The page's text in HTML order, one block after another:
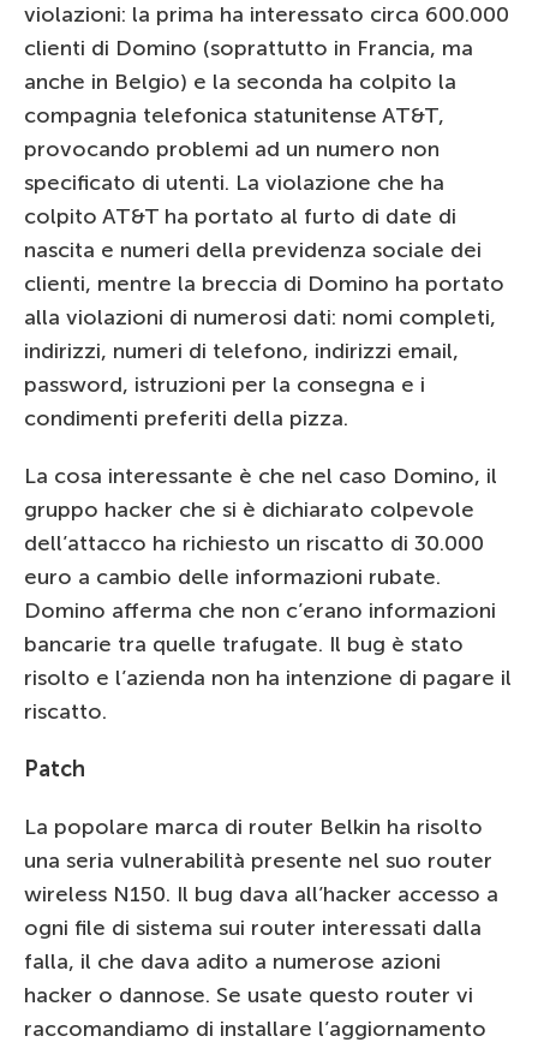
violazioni: la prima ha interessato circa 600.000
clienti di Domino (soprattutto in Francia, ma
anche in Belgio) e la seconda ha colpito la
compagnia telefonica statunitense AT&T,
provocando problemi ad un numero non
specificato di utenti. La violazione che ha
colpito AT&T ha portato al furto di date di
nascita e numeri della previdenza sociale dei
clienti, mentre la breccia di Domino ha portato
alla violazioni di numerosi dati: nomi completi,
indirizzi, numeri di telefono, indirizzi email,
password, istruzioni per la consegna e i
condimenti preferiti della pizza.
La cosa interessante è che nel caso Domino, il
gruppo hacker che si è dichiarato colpevole
dell’attacco ha richiesto un riscatto di 30.000
euro a cambio delle informazioni rubate.
Domino afferma che non c’erano informazioni
bancarie tra quelle trafugate. Il bug è stato
risolto e l’azienda non ha intenzione di pagare il
riscatto.
Patch
La popolare marca di router Belkin ha risolto
una seria vulnerabilità presente nel suo router
wireless N150. Il bug dava all’hacker accesso a
ogni file di sistema sui router interessati dalla
falla, il che dava adito a numerose azioni
hacker o dannose. Se usate questo router vi
raccomandiamo di installare l’aggiornamento